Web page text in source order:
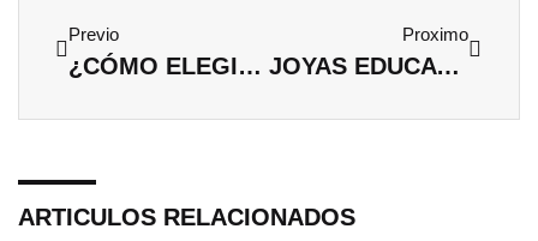
Previo
¿CÓMO ELEGIR UNA RESIDENCIA DE ESTUDIANTES?
Proximo
JOYAS EDUCATIVAS: ENSEÑAR VALORES A TRAVÉS DE LOS REGALOS ESPECIALES
ARTICULOS RELACIONADOS